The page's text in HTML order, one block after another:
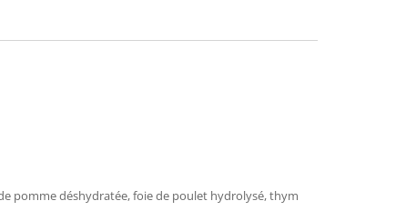
pomme déshydratée, foie de poulet hydrolysé, thym